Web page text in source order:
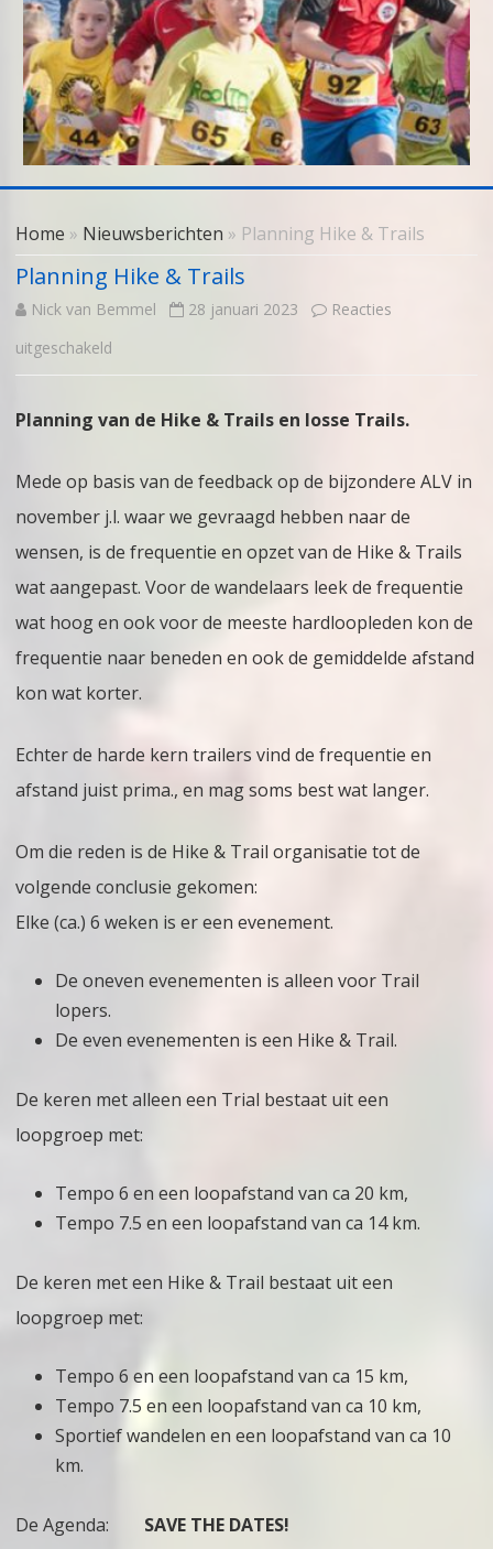
content
Home » Nieuwsberichten » Planning Hike & Trails
Planning Hike & Trails
Nick van Bemmel 28 januari 2023
Reacties
uitgeschakeld
Hike
Planning van de Hike & Trails en losse Trails.
Mede op basis van de feedback op de bijzondere ALV in
november j.l. waar we gevraagd hebben naar de
wensen, is de frequentie en opzet van de Hike & Trails
wat aangepast. Voor de wandelaars leek de frequentie
wat hoog en ook voor de meeste hardloopleden kon de
frequentie naar beneden en ook de gemiddelde afstand
kon wat korter.
Echter de harde kern trailers vind de frequentie en
afstand juist prima., en mag soms best wat langer.
Om die reden is de Hike & Trail organisatie tot de
volgende conclusie gekomen:
Elke (ca.) 6 weken is er een evenement.
De oneven evenementen is alleen voor Trail
lopers.
De even evenementen is een Hike & Trail.
De keren met alleen een Trial bestaat uit een
loopgroep met:
Tempo 6 en een loopafstand van ca 20 km,
Tempo 7.5 en een loopafstand van ca 14 km.
De keren met een Hike & Trail bestaat uit een
loopgroep met:
Tempo 6 en een loopafstand van ca 15 km,
Tempo 7.5 en een loopafstand van ca 10 km,
Sportief wandelen en een loopafstand van ca 10
km.
De Agenda: SAVE THE DATES!